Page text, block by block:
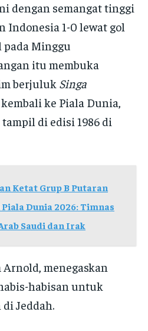
dengan semangat tinggi
Indonesia 1-0 lewat gol
Minggu
itu membuka
berjuluk Singa
ke Piala Dunia,
di edisi 1986 di
Ketat Grup B Putaran
Dunia 2026: Timnas
Saudi dan Irak
menegaskan
habisan untuk
Jeddah.